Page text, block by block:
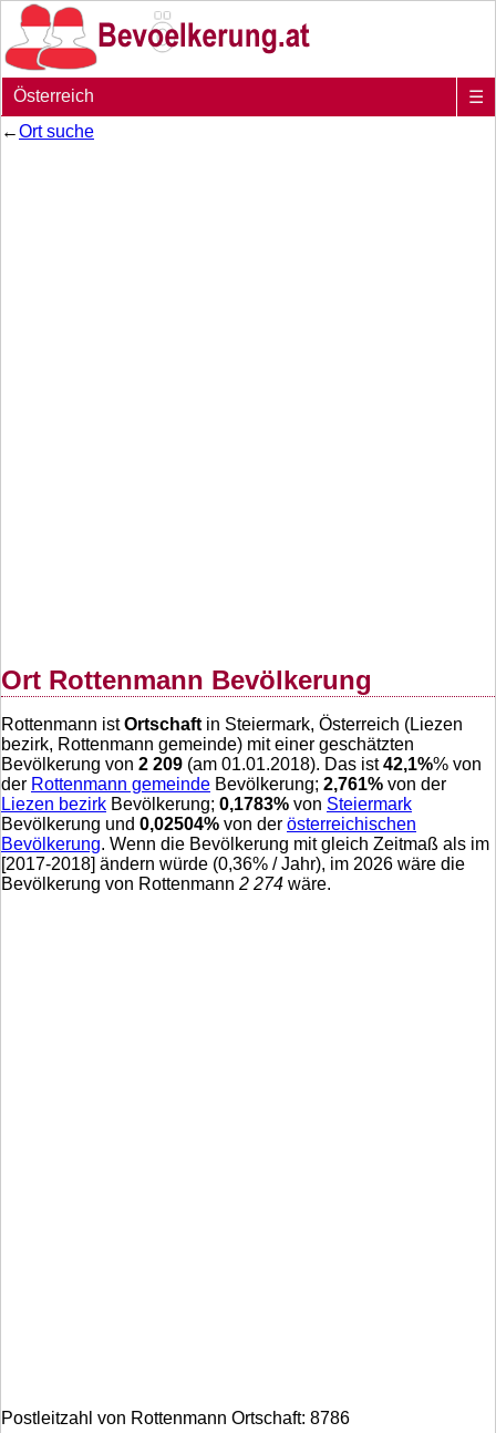
Österreich
☰
←Ort suche
Ort Rottenmann Bevölkerung
Rottenmann istOrtschaft in Steiermark, Österreich (Liezen
bezirk, Rottenmann gemeinde) mit einer geschätzten
Bevölkerung von 2 209 (am 01.01.2018). Das ist42,1%% von
der Rottenmann gemeinde Bevölkerung; 2,761% von der
Liezen bezirk Bevölkerung; 0,1783% von Steiermark
Bevölkerung und 0,02504% von der österreichischen
Bevölkerung. Wenn die Bevölkerung mit gleich Zeitmaß als im
[2017-2018] ändern würde (0,36% / Jahr), im 2026 wäre die
Bevölkerung von Rottenmann 2 274 wäre.
Postleitzahl von Rottenmann Ortschaft: 8786